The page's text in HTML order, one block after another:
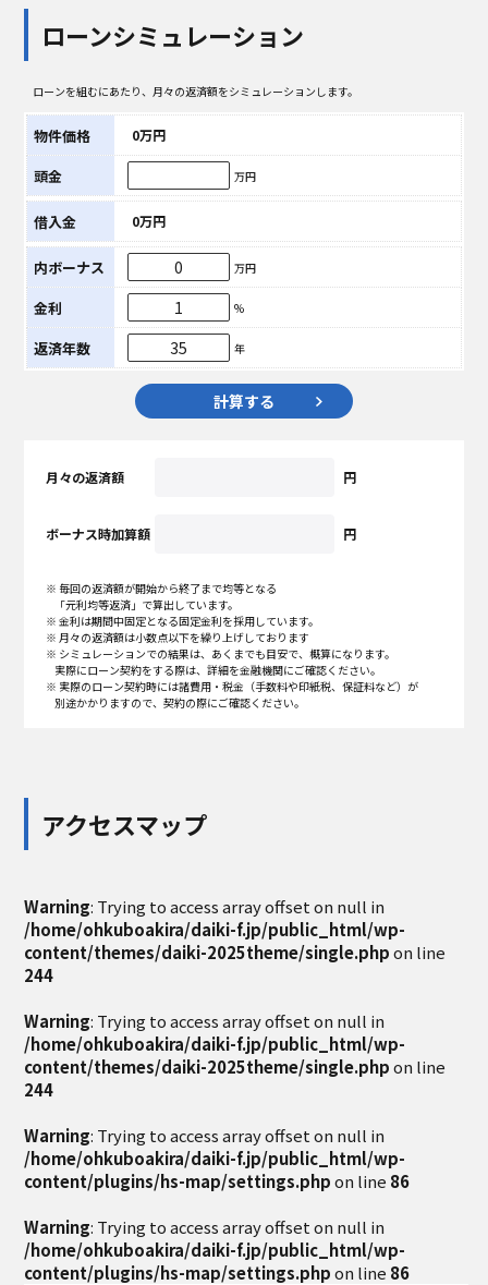
ローンシミュレーション
ローンを組むにあたり、月々の返済額をシミュレーションします。
物件価格 0万円
頭金 万円
借入金 0万円
内ボーナス 万円
金利 %
返済年数 年
計算する
月々の返済額 円
ボーナス時加算額 円
※ 毎回の返済額が開始から終了まで均等となる
「元利均等返済」で算出しています。
※ 金利は期間中固定となる固定金利を採用しています。
※ 月々の返済額は小数点以下を繰り上げしております
※ シミュレーションでの結果は、あくまでも目安で、概算になります。
実際にローン契約をする際は、詳細を金融機関にご確認ください。
※ 実際のローン契約時には諸費用・税金（手数料や印紙税、保証料など）が
別途かかりますので、契約の際にご確認ください。
アクセスマップ
Warning: Trying to access array offset on null in
/home/ohkuboakira/daiki-f.jp/public_html/wp-
content/themes/daiki-2025theme/single.phpon line
244
Warning: Trying to access array offset on null in
/home/ohkuboakira/daiki-f.jp/public_html/wp-
content/themes/daiki-2025theme/single.phpon line
244
Warning: Trying to access array offset on null in
/home/ohkuboakira/daiki-f.jp/public_html/wp-
content/plugins/hs-map/settings.phpon line 86
Warning: Trying to access array offset on null in
/home/ohkuboakira/daiki-f.jp/public_html/wp-
content/plugins/hs-map/settings.phpon line 86